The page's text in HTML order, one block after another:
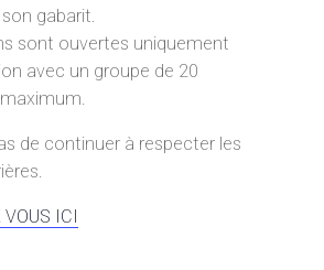
gabarit.
sont ouvertes uniquement
avec un groupe de 20
de continuer à respecter les
VOUS ICI